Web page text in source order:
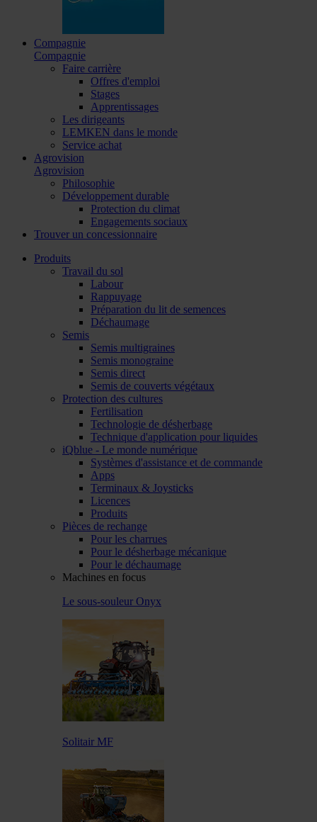
Compagnie
Compagnie
Faire carrière
Offres d'emploi
Stages
Apprentissages
Les dirigeants
LEMKEN dans le monde
Service achat
Agrovision
Agrovision
Philosophie
Développement durable
Protection du climat
Engagements sociaux
Trouver un concessionnaire
Produits
Travail du sol
Labour
Rappuyage
Préparation du lit de semences
Déchaumage
Semis
Semis multigraines
Semis monograine
Semis direct
Semis de couverts végétaux
Protection des cultures
Fertilisation
Technologie de désherbage
Technique d'application pour liquides
iQblue - Le monde numérique
Systèmes d'assistance et de commande
Apps
Terminaux & Joysticks
Licences
Produits
Pièces de rechange
Pour les charrues
Pour le désherbage mécanique
Pour le déchaumage
Machines en focus
Le sous-souleur Onyx
Solitair MF